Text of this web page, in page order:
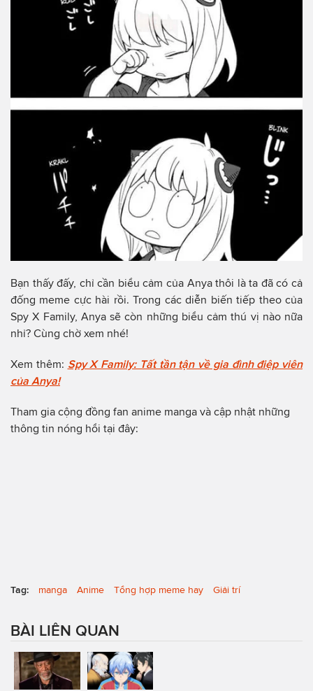
Bạn thấy đấy, chỉ cần biểu cảm của Anya thôi là ta đã có cả
đống meme cực hài rồi. Trong các diễn biến tiếp theo của
Spy X Family, Anya sẽ còn những biểu cảm thú vị nào nữa
nhỉ? Cùng chờ xem nhé!
Xem thêm: Spy X Family: Tất tần tận về gia đình điệp viên
của Anya!
Tham gia cộng đồng fan anime manga và cập nhật những
thông tin nóng hổi tại đây:
Tag: manga Anime Tổng hợp meme hay Giải trí
BÀI LIÊN QUAN